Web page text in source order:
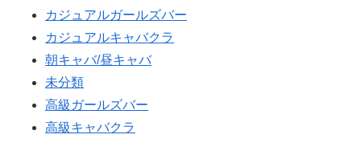
カジュアルガールズバー
カジュアルキャバクラ
朝キャバ/昼キャバ
未分類
高級ガールズバー
高級キャバクラ